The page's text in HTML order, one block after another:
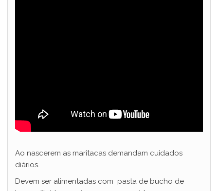
Ao nascerem as maritacas demandam cuidados
diários.
Devem ser alimentadas com pasta de bucho de